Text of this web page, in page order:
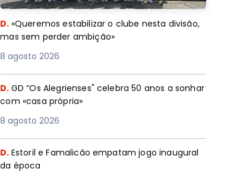
D. «Queremos estabilizar o clube nesta divisão,
mas sem perder ambição»
8 agosto 2026
D. GD “Os Alegrienses" celebra 50 anos a sonhar
com «casa própria»
8 agosto 2026
D. Estoril e Famalicão empatam jogo inaugural
da época